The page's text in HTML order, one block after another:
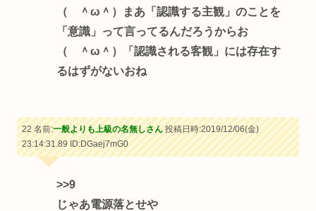
（ ＾ω＾）まあ「認識する主観」のことを
「意識」って言ってるんだろうからお
（ ＾ω＾）「認識される客観」には存在す
るはずがないおね
22 名前:一般よりも上級の名無しさん投稿日時:2019/12/06(金)
23:14:31.89ID:DGaej7mG0
>>9
じゃあ電源落とせや